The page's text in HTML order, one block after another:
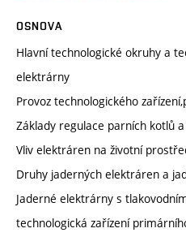
OSNOVA
Hlavní technologické okruhy a
elektrárny
Provoz technologického
Základy regulace parních kotlů
Vliv elektráren na životní
Druhy jaderných elektráren a
Jaderné elektrárny s
technologická zařízení